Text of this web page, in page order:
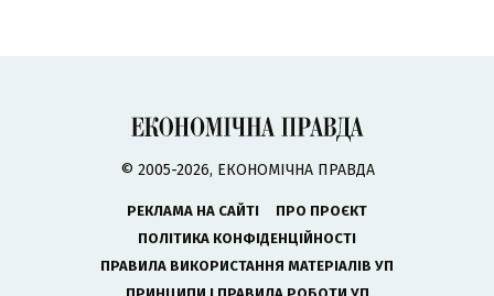
© 2005-2026, ЕКОНОМІЧНА ПРАВДА
РЕКЛАМА НА САЙТІ
ПРО ПРОЄКТ
ПОЛІТИКА КОНФІДЕНЦІЙНОСТІ
ПРАВИЛА ВИКОРИСТАННЯ МАТЕРІАЛІВ УП